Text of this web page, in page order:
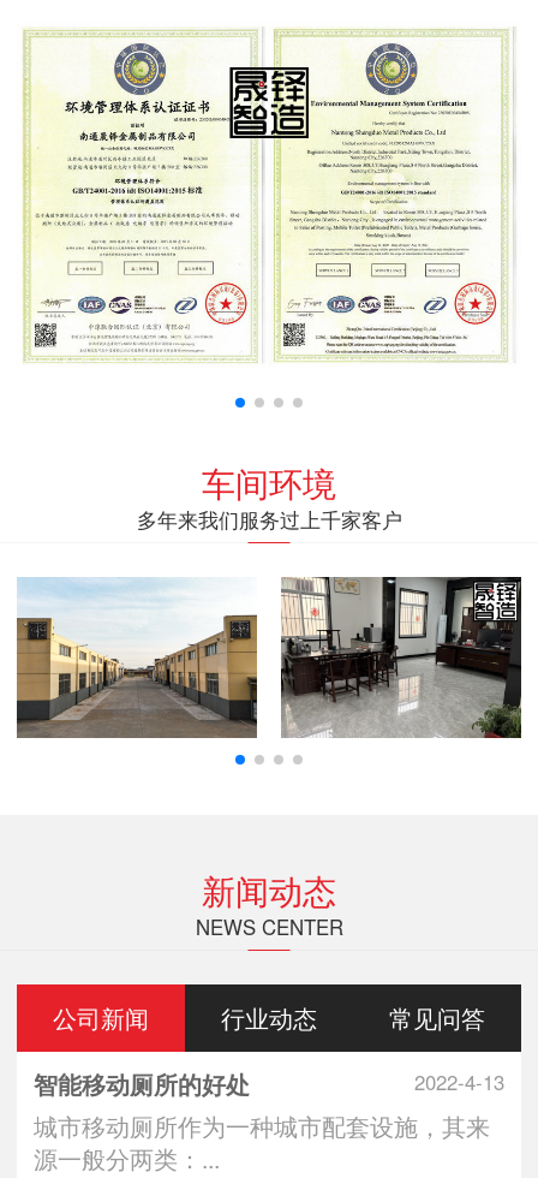
车间环境
多年来我们服务过上千家客户
新闻动态
NEWS CENTER
公司新闻 行业动态 常见问答
2022-4-13
智能移动厕所的好处
城市移动厕所作为一种城市配套设施，其来
源一般分两类：...